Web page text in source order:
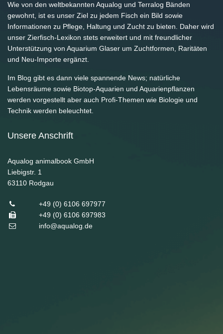
Wie von den weltbekannten Aqualog und Terralog Bänden
gewohnt, ist es unser Ziel zu jedem Fisch ein Bild sowie
Informationen zu Pflege, Haltung und Zucht zu bieten. Daher wird
unser Zierfisch-Lexikon stets erweitert und mit freundlicher
Unterstützung von Aquarium Glaser um Zuchtformen, Raritäten
und Neu-Importe ergänzt.
Im Blog gibt es dann viele spannende News; natürliche
Lebensräume sowie Biotop-Aquarien und Aquarienpflanzen
werden vorgestellt aber auch Profi-Themen wie Biologie und
Technik werden beleuchtet.
Unsere Anschrift
Aqualog animalbook GmbH
Liebigstr. 1
63110 Rodgau
+49 (0) 6106 697977
+49 (0) 6106 697983
info@aqualog.de